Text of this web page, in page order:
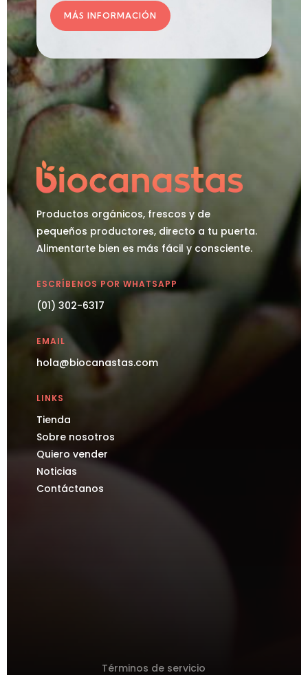
MÁS INFORMACIÓN
Productos orgánicos, frescos y de
pequeños productores, directo a tu puerta.
Alimentarte bien es más fácil y consciente.
ESCRÍBENOS POR WHATSAPP
(01) 302-6317
EMAIL
hola@biocanastas.com
LINKS
Tienda
Sobre nosotros
Quiero vender
Noticias
Contáctanos
Términos de servicio